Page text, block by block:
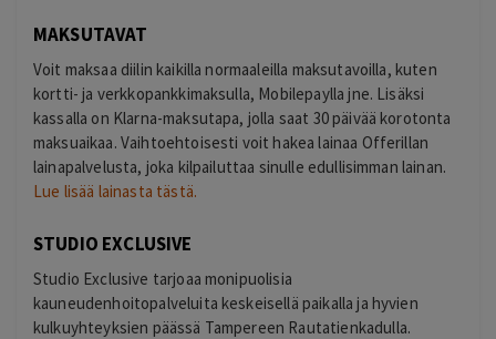
MAKSUTAVAT
Voit maksaa diilin kaikilla normaaleilla maksutavoilla, kuten
kortti- ja verkkopankkimaksulla, Mobilepaylla jne. Lisäksi
kassalla on Klarna-maksutapa, jolla saat 30 päivää korotonta
maksuaikaa. Vaihtoehtoisesti voit hakea lainaa Offerillan
lainapalvelusta, joka kilpailuttaa sinulle edullisimman lainan.
Lue lisää lainasta tästä.
STUDIO EXCLUSIVE
Studio Exclusive tarjoaa monipuolisia
kauneudenhoitopalveluita keskeisellä paikalla ja hyvien
kulkuyhteyksien päässä Tampereen Rautatienkadulla.